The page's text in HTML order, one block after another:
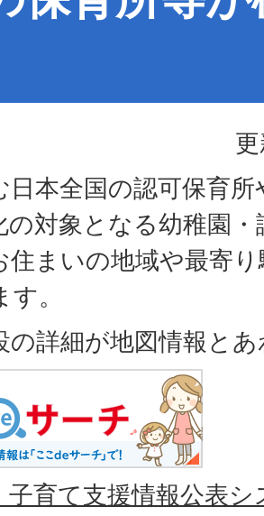
日本全国の認可保育
の対象となる幼稚園
住まいの地域や最寄
。
の詳細が地図情報と
子育て支援情報公表